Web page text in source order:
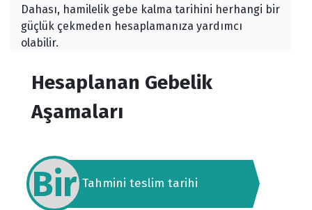
Dahası, hamilelik gebe kalma tarihini herhangi bir
güçlük çekmeden hesaplamanıza yardımcı
olabilir.
Hesaplanan Gebelik
Aşamaları
Bir Tahmini teslim tarihi